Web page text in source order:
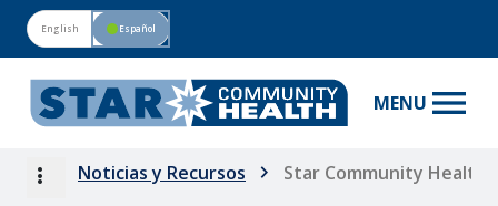
English circleEspañol
MENU menu
more_vert Noticias y Recursos Star Community Health